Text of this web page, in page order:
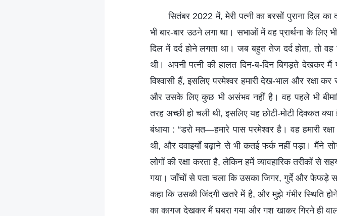
सितंबर 2022 में, मेरी पत्नी का बरसों पुराना दिल
भी बार-बार उठने लगा था। सभाओं में वह प्रार्थना के लिए
दिल में दर्द होने लगता था। जब बहुत तेज दर्द होता, तो
थी। अपनी पत्नी की हालत दिन-ब-दिन बिगड़ते देखकर
विश्वासी हैं, इसलिए परमेश्वर हमारी देख-भाल और रक्षा
और उसके लिए कुछ भी असंभव नहीं है। वह पहले भी
तरह अच्छी हो चली थी, इसलिए यह छोटी-मोटी दिक्कत
बंधाया : “डरो मत—हमारे पास परमेश्वर है। वह हमारी
थी, और दवाइयाँ बढ़ाने से भी कतई फर्क नहीं पड़ा। मैंने
लोगों की रक्षा करता है, लेकिन हमें व्यावहारिक तरीकों से
गया। जाँचों से पता चला कि उसका जिगर, गुर्दे और
कहा कि उसकी जिंदगी खतरे में है, और मुझे गंभीर स्थिति
का कागज देखकर मैं घबरा गया और गश खाकर गिरने ही